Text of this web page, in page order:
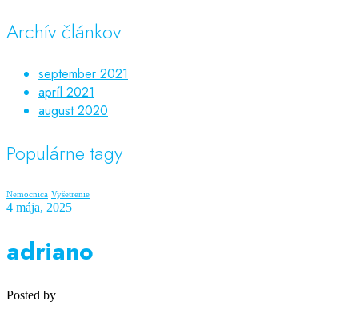
Archív článkov
september 2021
apríl 2021
august 2020
Populárne tagy
Nemocnica Vyšetrenie
4 mája, 2025
adriano
Posted by